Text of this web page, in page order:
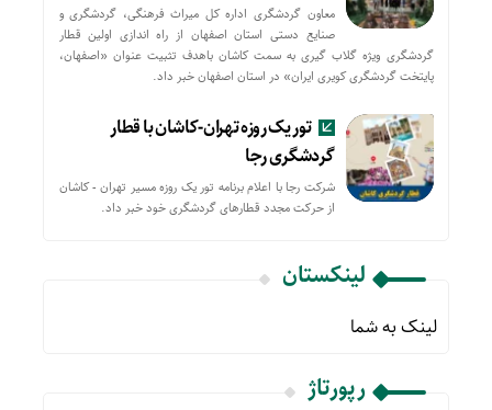
معاون گردشگری اداره کل میراث فرهنگی، گردشگری و
صنایع دستی استان اصفهان از راه اندازی اولین قطار
گردشگری ویژه گلاب گیری به سمت کاشان باهدف تثبیت عنوان «اصفهان،
پایتخت گردشگری کویری ایران» در استان اصفهان خبر داد.
تور یک روزه تهران-کاشان با قطار
گردشگری رجا
شرکت رجا با اعلام برنامه تور یک روزه مسیر تهران - کاشان
از حركت مجدد قطارهای گردشگری خود خبر داد.
لینکستان
لینک به شما
رپورتاژ